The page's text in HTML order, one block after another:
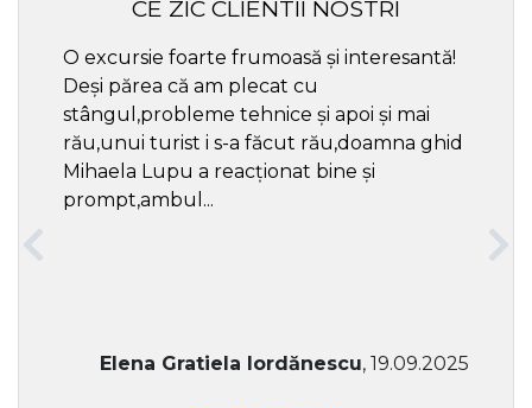
CE ZIC CLIENTII NOSTRI
O excursie foarte frumoasă și interesantă!
Deși părea că am plecat cu
stângul,probleme tehnice și apoi și mai
rău,unui turist i s-a făcut rău,doamna ghid
Mihaela Lupu a reacționat bine și
prompt,ambul...
Elena Gratiela Iordănescu, 19.09.2025